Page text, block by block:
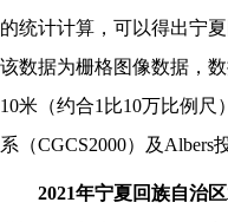
的统计计算，可以得出宁
该数据为栅格图像数据，
10米（约合1比10万比例尺
系（CGCS2000）及Albers
2021年宁夏回族自治区